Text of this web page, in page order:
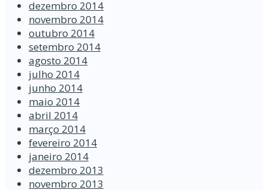
dezembro 2014
novembro 2014
outubro 2014
setembro 2014
agosto 2014
julho 2014
junho 2014
maio 2014
abril 2014
março 2014
fevereiro 2014
janeiro 2014
dezembro 2013
novembro 2013